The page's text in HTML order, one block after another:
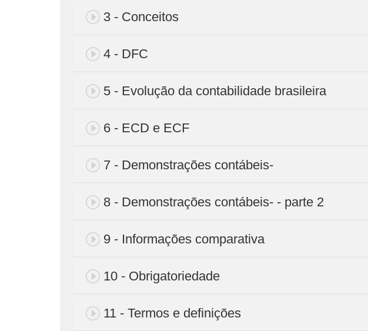
3 - Conceitos
4 - DFC
5 - Evolução da contabilidade brasileira
6 - ECD e ECF
7 - Demonstrações contábeis-
8 - Demonstrações contábeis- - parte 2
9 - Informações comparativa
10 - Obrigatoriedade
11 - Termos e definições